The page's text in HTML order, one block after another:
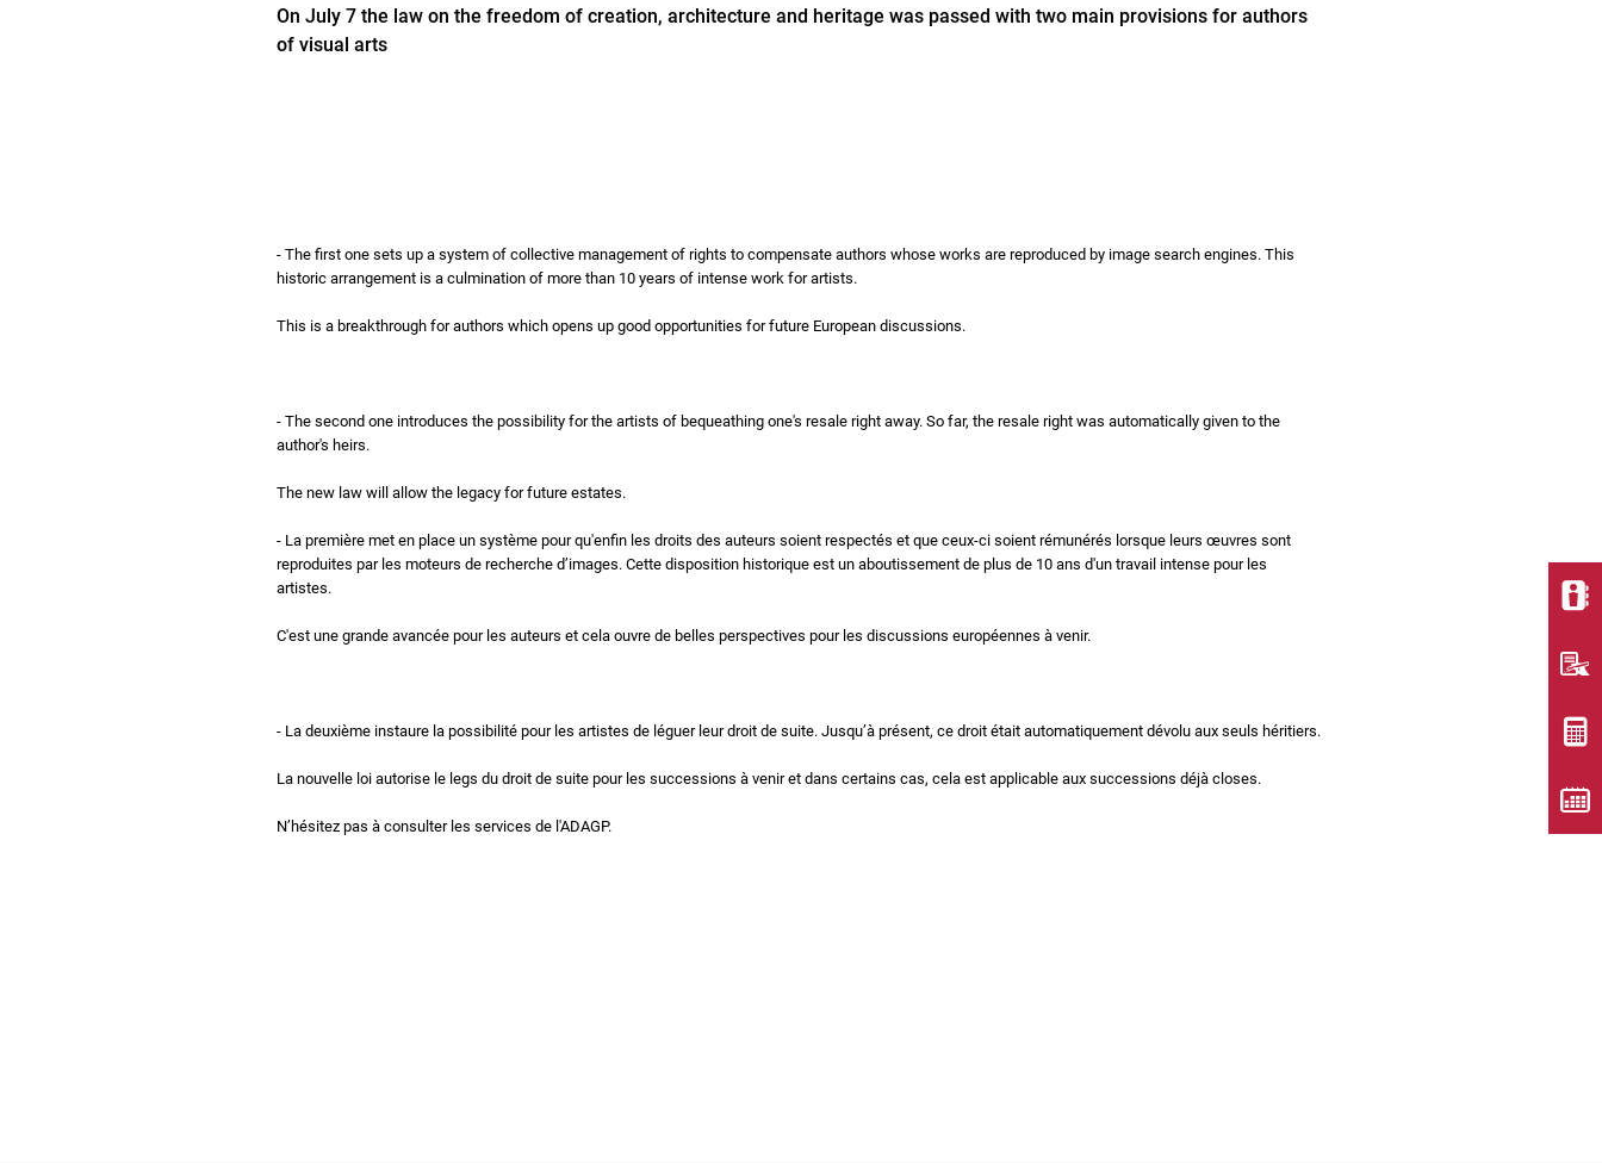
On July 7 the law on the freedom of creation, architecture and heritage was passed with two main provisions for authors
of visual arts
- The first one sets up a system of collective management of rights to compensate authors whose works are reproduced by image search engines. This
historic arrangement is a culmination of more than 10 years of intense work for artists.
This is a breakthrough for authors which opens up good opportunities for future European discussions.
- The second one introduces the possibility for the artists of bequeathing one's resale right away. So far, the resale right was automatically given to the
author's heirs.
The new law will allow the legacy for future estates.
- La première met en place un système pour qu'enfin les droits des auteurs soient respectés et que ceux-ci soient rémunérés lorsque leurs œuvres sont
reproduites par les moteurs de recherche d’images. Cette disposition historique est un aboutissement de plus de 10 ans d'un travail intense pour les
artistes.
C'est une grande avancée pour les auteurs et cela ouvre de belles perspectives pour les discussions européennes à venir.
- La deuxième instaure la possibilité pour les artistes de léguer leur droit de suite. Jusqu’à présent, ce droit était automatiquement dévolu aux seuls héritiers.
La nouvelle loi autorise le legs du droit de suite pour les successions à venir et dans certains cas, cela est applicable aux successions déjà closes.
N’hésitez pas à consulter les services de l'ADAGP.